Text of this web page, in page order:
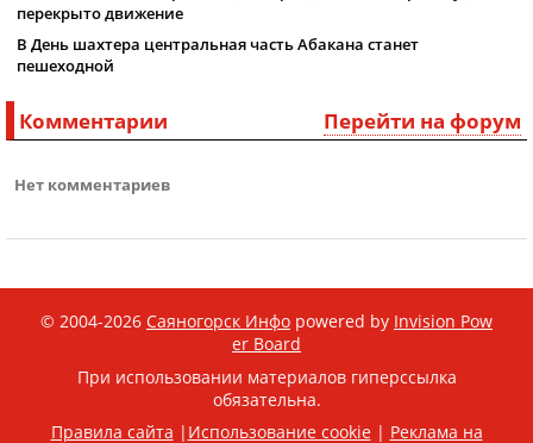
перекрыто движение
В День шахтера центральная часть Абакана станет
пешеходной
Перейти на форум
Комментарии
Нет комментариев
© 2004-2026 Саяногорск Инфо powered by Invision Pow
er Board
При использовании материалов гиперссылка
обязательна.
Правила сайта | Использование cookie| Реклама на